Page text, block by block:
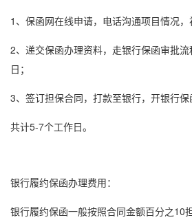
1、保函网在线申请，电话沟通项目情况，
2、递交保函办理资料，走银行保函审批
日；
3、签订担保合同，打款至银行，开银行保
共计5-7个工作日。
银行履约保函办理费用：
银行履约保函一般按照合同金额百分之10